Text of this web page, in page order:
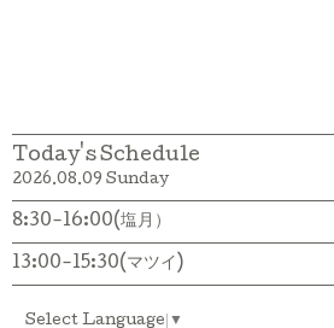
Today's Schedule
2026.08.09 Sunday
8:30-16:00(塩月）
13:00-15:30(マツイ)
Select Language ▼